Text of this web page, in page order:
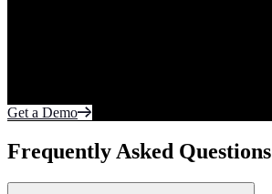
Get a Demo
Frequently Asked Questions